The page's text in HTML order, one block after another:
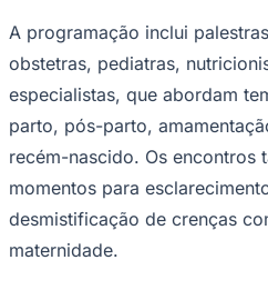
Bundesliga
Mundial 2026
A programação inclui
obstetras, pediatras,
especialistas, que abordam
parto, pós-parto,
recém-nascido. Os encontros
momentos para
desmistificação de crenças
maternidade.